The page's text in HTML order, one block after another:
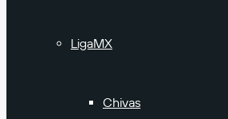
LigaMX
Chivas